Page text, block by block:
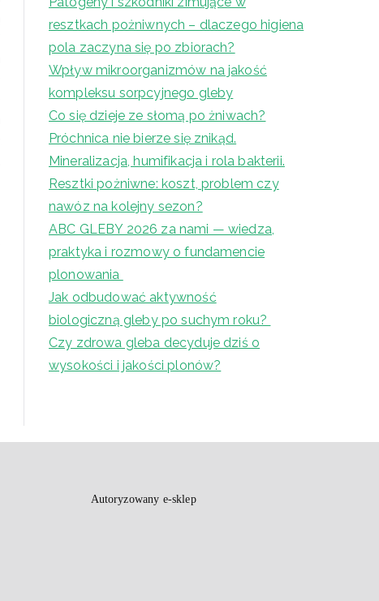
resztkach pożniwnych – dlaczego higiena
pola zaczyna się po zbiorach?
Wpływ mikroorganizmów na jakość
kompleksu sorpcyjnego gleby
Co się dzieje ze słomą po żniwach?
Próchnica nie bierze się znikąd.
Mineralizacja, humifikacja i rola bakterii.
Resztki pożniwne: koszt, problem czy
nawóz na kolejny sezon?
ABC GLEBY 2026 za nami — wiedza,
praktyka i rozmowy o fundamencie
plonowania
Jak odbudować aktywność
biologiczną gleby po suchym roku?
Czy zdrowa gleba decyduje dziś o
wysokości i jakości plonów?
Autoryzowany e-sklep